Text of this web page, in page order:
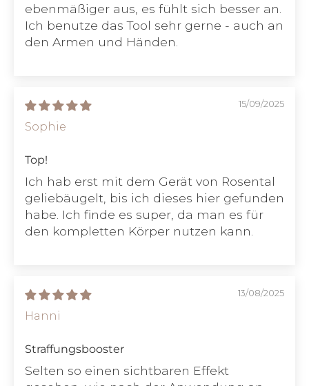
ebenmäßiger aus, es fühlt sich besser an.
Ich benutze das Tool sehr gerne - auch an
den Armen und Händen.
15/09/2025
Sophie
Top!
Ich hab erst mit dem Gerät von Rosental
geliebäugelt, bis ich dieses hier gefunden
habe. Ich finde es super, da man es für
den kompletten Körper nutzen kann.
13/08/2025
Hanni
Straffungsbooster
Selten so einen sichtbaren Effekt